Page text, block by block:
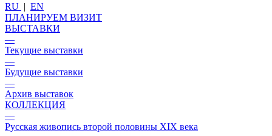
RU | EN
ПЛАНИРУЕМ ВИЗИТ
ВЫСТАВКИ
—
Текущие выставки
—
Будущие выставки
—
Архив выставок
КОЛЛЕКЦИЯ
—
Русская живопись второй половины XIX века